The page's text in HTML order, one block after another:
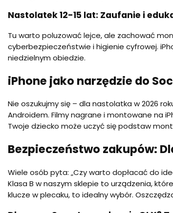
Nastolatek 12-15 lat: Zaufanie i
Tu warto poluzować lejce, ale zachować
cyberbezpieczeństwie i higienie cyfrowej.
niedzielnym obiedzie.
iPhone jako narzędzie do
Nie oszukujmy się – dla nastolatka w 2026
Androidem. Filmy nagrane i montowane na
Twoje dziecko może uczyć się podstaw
Bezpieczeństwo zakupów:
Wiele osób pyta: „Czy warto dopłacać do
Klasa B w naszym sklepie to urządzenia,
klucze w plecaku, to idealny wybór.